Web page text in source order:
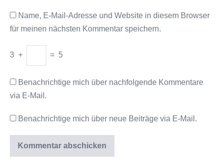
Name, E-Mail-Adresse und Website in diesem Browser
für meinen nächsten Kommentar speichern.
3 + = 5
Benachrichtige mich über nachfolgende Kommentare
via E-Mail.
Benachrichtige mich über neue Beiträge via E-Mail.